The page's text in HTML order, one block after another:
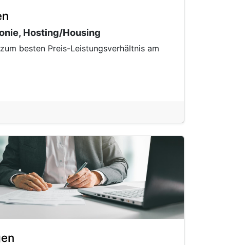
Hosting/Housing
besten Preis-Leistungsverhältnis am